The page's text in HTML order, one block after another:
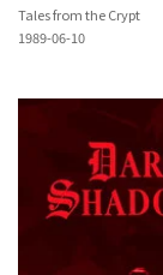
Tales from the Crypt
1989-06-10